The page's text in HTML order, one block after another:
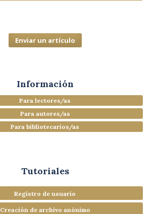
Enviar un artículo
Información
Para lectores/as
Para autores/as
Para bibliotecarios/as
Tutoriales
Registro de usuario
Creación de archivo anónimo